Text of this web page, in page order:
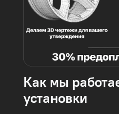
Как мы
установки